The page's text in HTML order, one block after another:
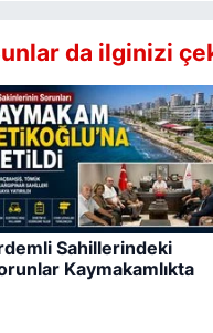
da ilginizi
Sahillerindeki
Kaymakamlıkta